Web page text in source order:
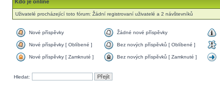
Kdo je online
Uživatelé procházející toto fórum: Žádní registrovaní uživatelé a 2 návštevníků
Nové příspěvky Žádné nové příspěvky
Nové příspěvky [ Oblíbené ] Bez nových příspěvků [ Oblíbené ]
Nové příspěvky [ Zamknuté ] Bez nových příspěvků [ Zamknuté ]
Hledat: